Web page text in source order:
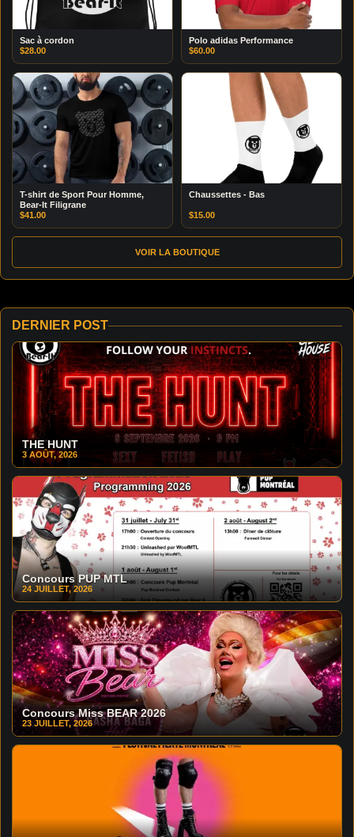
Sac à cordon
$28.00
Polo adidas Performance
$60.00
T-shirt de Sport Pour Homme,
Bear-It Filigrane
$41.00
Chaussettes - Bas
$15.00
VOIR LA BOUTIQUE
DERNIER POST
THE HUNT
3 AOÛT, 2026
Concours PUP MTL
24 JUILLET, 2026
Concours Miss BEAR 2026
23 JUILLET, 2026